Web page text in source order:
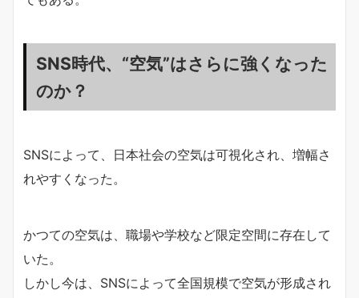
SNS時代、“空気”はさらに強くなった
のか？
SNSによって、日本社会の空気は可視化され、増幅さ
れやすくなった。
かつての空気は、職場や学校など限定空間に存在して
いた。
しかし今は、SNSによって全国規模で空気が形成され